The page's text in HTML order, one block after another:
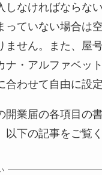
しなければならな
っていない場合は
ません。また、屋
ナ・アルファベッ
合わせて自由に設
開業届の各項目の
以下の記事をご覧く